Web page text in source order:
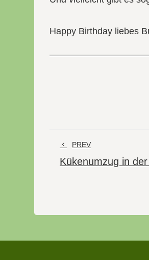
Happy Birthday liebes
PREV
Kükenumzug in